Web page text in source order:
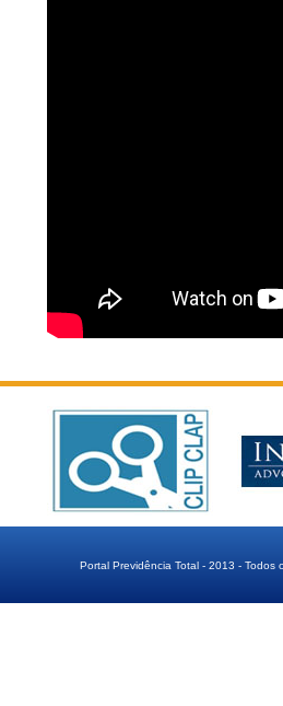
Portal Previdência Total - 2013 - Todos